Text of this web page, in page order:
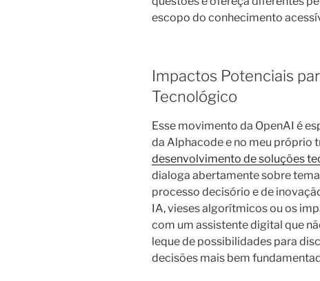
escopo do conhecimento
Impactos Potenciais
Tecnológico
Esse movimento da OpenAI é
da Alphacode e no meu próprio
desenvolvimento de soluções
dialoga abertamente sobre
processo decisório e de
IA, vieses algorítmicos ou os
com um assistente digital que
leque de possibilidades para
decisões mais bem